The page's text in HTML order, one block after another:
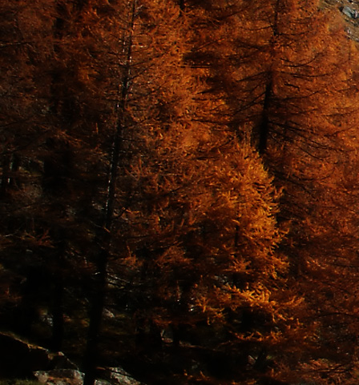
Dr. Göllner
2081 Piliscsaba,
e-mail:
telefonszám:
adószám: